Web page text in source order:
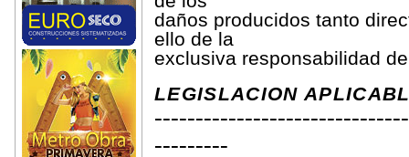
daños producidos tanto
ello de la
exclusiva responsabilidad
LEGISLACION
---------